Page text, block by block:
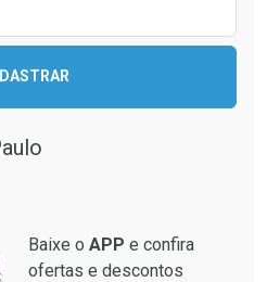
Baixe o APP e confira
ofertas e descontos